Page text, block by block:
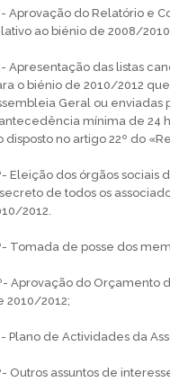
Aprovação do Relatório e
ao biénio de 2008/
Apresentação das listas
o biénio de 2010/2012
Geral ou
mínima de 24
disposto no artigo 22º do
Eleição dos órgãos sociais
de todos os
2012.
Tomada de posse dos
Aprovação do Orçamento
2010/2012;
Plano de Actividades da
Outros assuntos de